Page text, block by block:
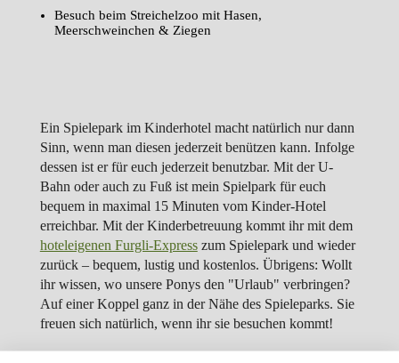
Besuch beim Streichelzoo mit Hasen,
Meerschweinchen & Ziegen
Ein Spielepark im Kinderhotel macht natürlich nur dann
Sinn, wenn man diesen jederzeit benützen kann. Infolge
dessen ist er für euch jederzeit benutzbar. Mit der U-
Bahn oder auch zu Fuß ist mein Spielpark für euch
bequem in maximal 15 Minuten vom Kinder-Hotel
erreichbar. Mit der Kinderbetreuung kommt ihr mit dem
hoteleigenen Furgli-Expresszum Spielepark und wieder
zurück – bequem, lustig und kostenlos. Übrigens: Wollt
ihr wissen, wo unsere Ponys den "Urlaub" verbringen?
Auf einer Koppel ganz in der Nähe des Spieleparks. Sie
freuen sich natürlich, wenn ihr sie besuchen kommt!